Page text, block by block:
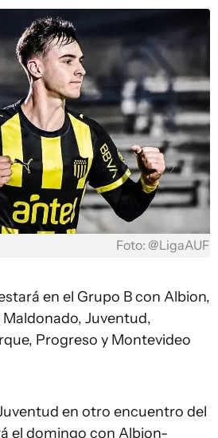
Foto: @LigaAUF
en el Grupo B con Albion,
Juventud,
Progreso y Montevideo
en otro encuentro del
el domingo con Albion-